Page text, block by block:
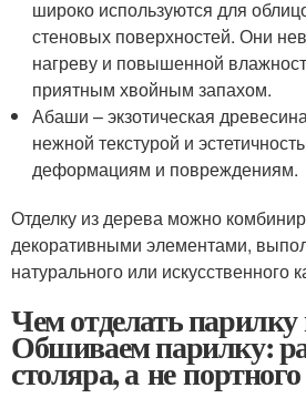
широко используются для
стеновых поверхностей. Они
нагреву и повышенной
приятным хвойным запахом.
Абаши – экзотическая
нежной текстурой и
деформациям и повреждениям.
Отделку из дерева можно
декоративными элементами,
натурального или искусственного
Чем отделать парилку
Обшиваем парилку:
столяра, а не портного